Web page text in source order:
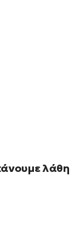
λάθη